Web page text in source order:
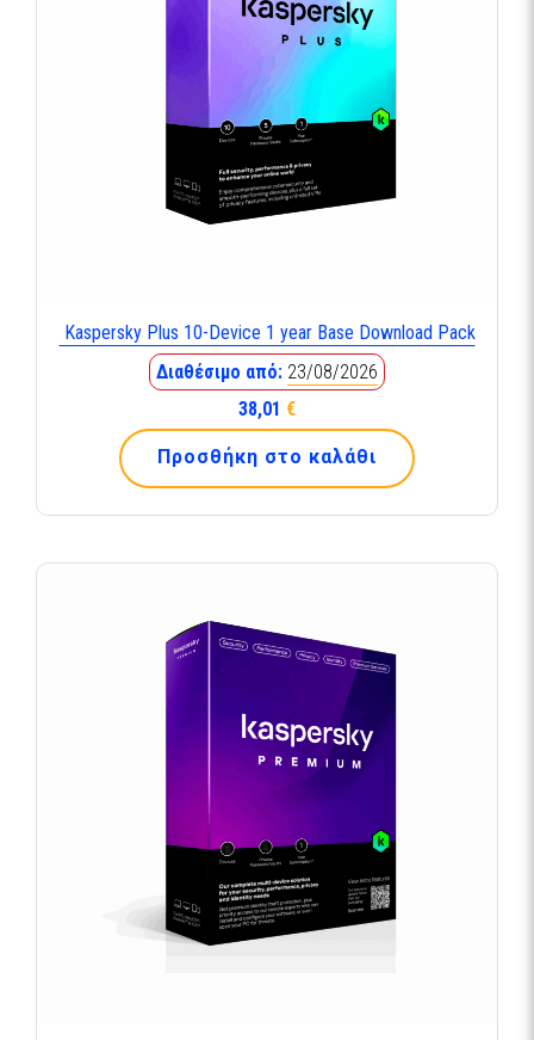
Kaspersky Plus 10-Device 1 year Base Download Pack
Διαθέσιμο από: 23/08/2026
38,01 €
Προσθήκη στο καλάθι